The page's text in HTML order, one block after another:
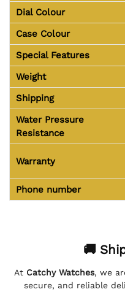
Dial Colour
Case Colour
Special Features
Weight
Shipping
Water Pressure
Resistance
Warranty
Phone number
🚚
At Catchy Watches, we
secure, and reliable